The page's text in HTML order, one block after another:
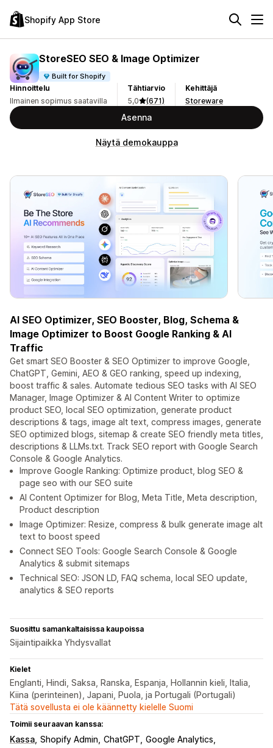
Shopify App Store
StoreSEO SEO & Image Optimizer
Built for Shopify
Hinnoittelu
Ilmainen sopimus saatavilla
Tähtiarvio
5,0
(671)
Kehittäjä
Storeware
Asenna
Näytä demokauppa
AI SEO Optimizer, SEO Booster, Blog, Schema &
Image Optimizer to Boost Google Ranking & AI
Traffic
Get smart SEO Booster & SEO Optimizer to improve Google,
ChatGPT, Gemini, AEO & GEO ranking, speed up indexing,
boost traffic & sales. Automate tedious SEO tasks with AI SEO
Manager, Image Optimizer & AI Content Writer to optimize
product SEO, local SEO optimization, generate product
descriptions & tags, image alt text, compress images, generate
SEO optimized blogs, sitemap & create SEO friendly meta titles,
descriptions & LLMs.txt. Track SEO report with Google Search
Console & Google Analytics.
Improve Google Ranking: Optimize product, blog SEO &
page seo with our SEO suite
AI Content Optimizer for Blog, Meta Title, Meta description,
Product description
Image Optimizer: Resize, compress & bulk generate image alt
text to boost speed
Connect SEO Tools: Google Search Console & Google
Analytics & submit sitemaps
Technical SEO: JSON LD, FAQ schema, local SEO update,
analytics & SEO reports
Suosittu samankaltaisissa kaupoissa
Sijaintipaikka Yhdysvallat
Kielet
Englanti, Hindi, Saksa, Ranska, Espanja, Hollannin kieli, Italia,
Kiina (perinteinen), Japani, Puola, ja Portugali (Portugali)
Tätä sovellusta ei ole käännetty kielelle Suomi
Toimii seuraavan kanssa:
Kassa Shopify Admin ChatGPT Google Analytics